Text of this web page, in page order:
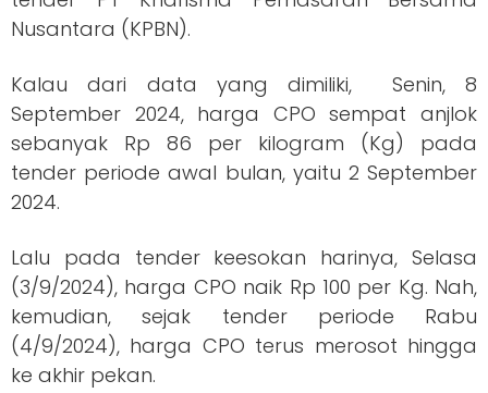
Nusantara (KPBN).
Kalau dari data yang dimiliki, Senin, 8
September 2024, harga CPO sempat anjlok
sebanyak Rp 86 per kilogram (Kg) pada
tender periode awal bulan, yaitu 2 September
2024.
Lalu pada tender keesokan harinya, Selasa
(3/9/2024), harga CPO naik Rp 100 per Kg. Nah,
kemudian, sejak tender periode Rabu
(4/9/2024), harga CPO terus merosot hingga
ke akhir pekan.